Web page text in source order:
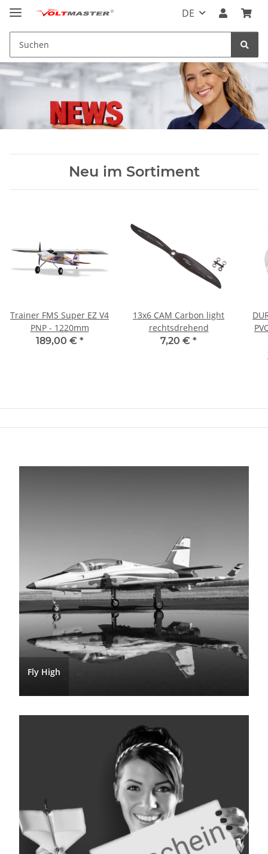
DE
Neu im Sortiment
Trainer FMS Super EZ V4
PNP - 1220mm
189,00 € *
13x6 CAM Carbon light
rechtsdrehend
7,20 € *
Fly High